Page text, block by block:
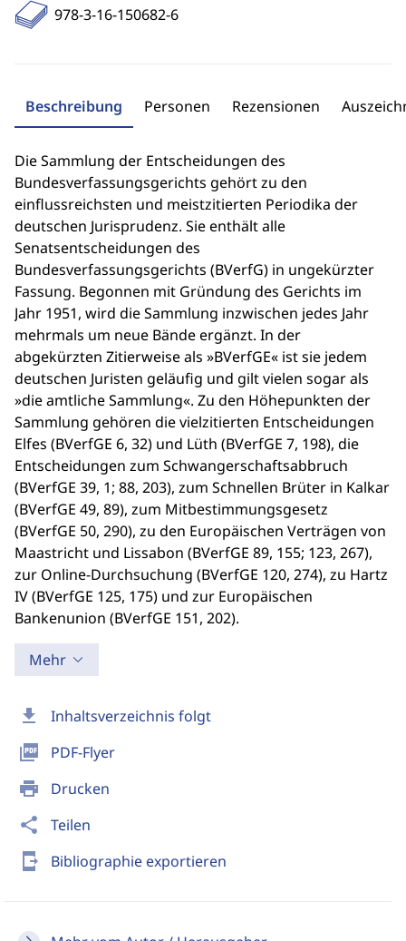
download Inhaltsverzeichnis folgt
picture_as_pdf PDF-Flyer
print Drucken
share Teilen
send_to_mobile Bibliographie exportieren
978-3-16-150682-6
Beschreibung Personen Rezensionen
Die Sammlung der Entscheidungen des
Bundesverfassungsgerichts gehört zu den
einflussreichsten und meistzitierten Periodika der
deutschen Jurisprudenz. Sie enthält alle
Senatsentscheidungen des
Bundesverfassungsgerichts (BVerfG) in ungekürzter
Fassung. Begonnen mit Gründung des Gerichts im
Jahr 1951, wird die Sammlung inzwischen jedes Jahr
mehrmals um neue Bände ergänzt. In der
abgekürzten Zitierweise als »BVerfGE« ist sie jedem
deutschen Juristen geläufig und gilt vielen sogar als
»die amtliche Sammlung«. Zu den Höhepunkten der
Sammlung gehören die vielzitierten Entscheidungen
Elfes (BVerfGE 6, 32) und Lüth (BVerfGE 7, 198), die
Entscheidungen zum Schwangerschaftsabbruch
(BVerfGE 39, 1; 88, 203), zum Schnellen Brüter in Kalkar
(BVerfGE 49, 89), zum Mitbestimmungsgesetz
(BVerfGE 50, 290), zu den Europäischen Verträgen von
Maastricht und Lissabon (BVerfGE 89, 155; 123, 267),
zur Online-Durchsuchung (BVerfGE 120, 274), zu Hartz
IV (BVerfGE 125, 175) und zur Europäischen
Bankenunion (BVerfGE 151, 202).
Mehr